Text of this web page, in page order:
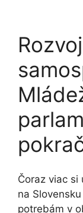
Čoraz viac si
na
potrebám v